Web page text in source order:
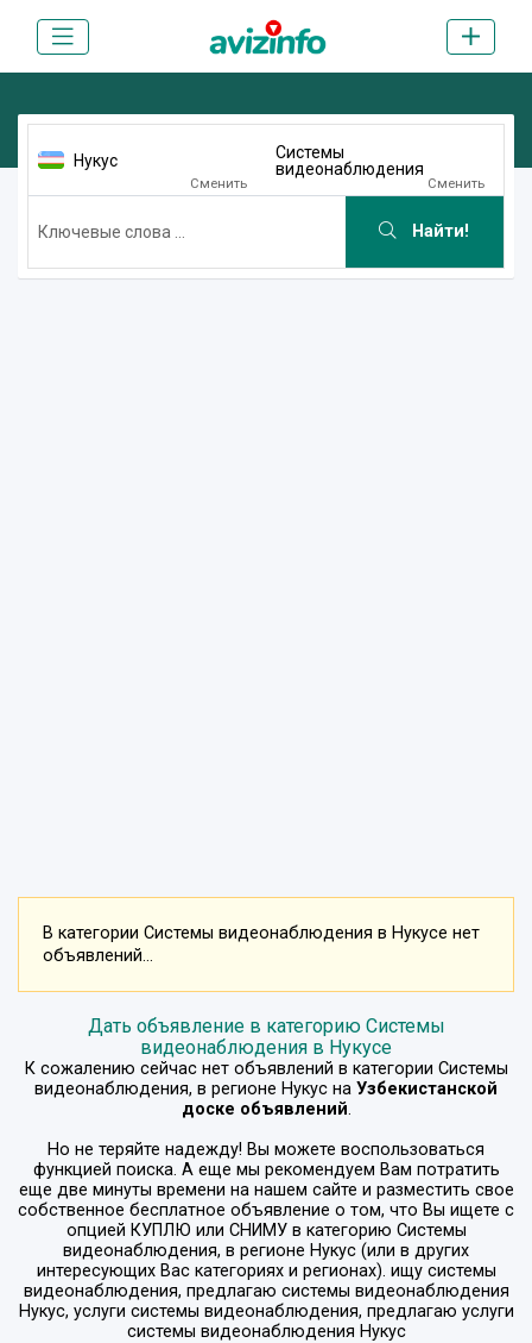
Нукус
Сменить
Системы
видеонаблюдения
Сменить
Найти!
В категории Системы видеонаблюдения в Нукусе нет
объявлений...
Дать объявление в категорию Системы
видеонаблюдения в Нукусе
К сожалению сейчас нет объявлений в категории Системы
видеонаблюдения, в регионе Нукус на Узбекистанской
доске объявлений.
Но не теряйте надежду! Вы можете воспользоваться
функцией поиска. А еще мы рекомендуем Вам потратить
еще две минуты времени на нашем сайте и разместить свое
собственное бесплатное объявление о том, что Вы ищете с
опцией КУПЛЮ или СНИМУв категорию Системы
видеонаблюдения, в регионе Нукус (или в других
интересующих Вас категориях и регионах). ищу системы
видеонаблюдения, предлагаю системы видеонаблюдения
Нукус, услуги системы видеонаблюдения, предлагаю услуги
системы видеонаблюдения Нукус